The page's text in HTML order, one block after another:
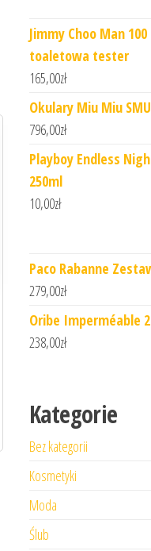
Jimmy Choo Man
toaletowa tester
165,00zł
Okulary Miu Miu
796,00zł
Playboy Endless
250ml
10,00zł
Paco Rabanne
279,00zł
Oribe Imperméable
238,00zł
Kategorie
Bez kategorii
Kosmetyki
Moda
Ślub